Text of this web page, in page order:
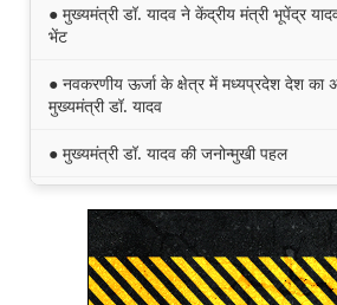
● मुख्यमंत्री डॉ. यादव ने केंद्रीय मंत्री भूपेंद्र
भेंट
● नवकरणीय ऊर्जा के क्षेत्र में मध्यप्रदेश देश का
मुख्यमंत्री डॉ. यादव
● मुख्यमंत्री डॉ. यादव की जनोन्मुखी पहल
की पुण्यतिथि पर श्रद्धांजलि अर्पित की
● जन-कल्याणकारी तथा हितग्राही मूलक
प्रभावी बनाने के लिए अनुशंसाएं देने उच्च स्तरीय